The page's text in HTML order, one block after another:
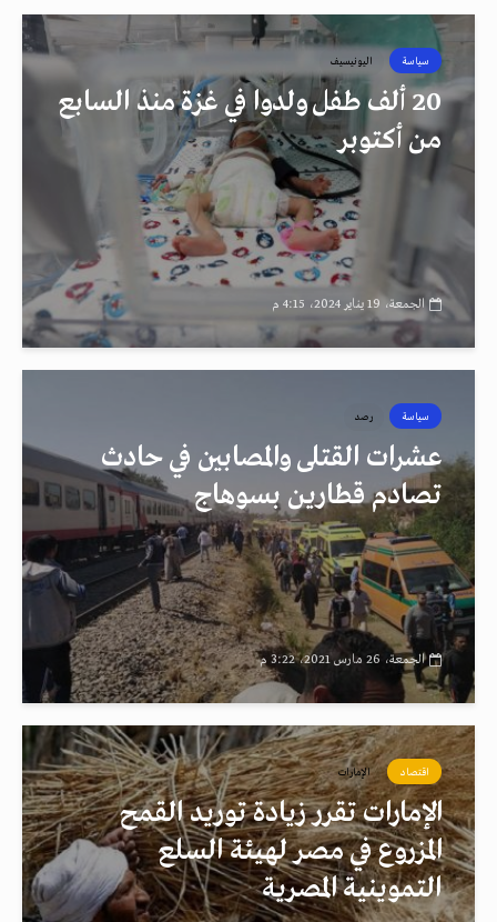
سياسة اليونيسيف
20 ألف طفل ولدوا في غزة منذ السابع
من أكتوبر
الجمعة، 19 يناير 2024، 4:15 م
سياسة رصد
عشرات القتلى والمصابين في حادث
تصادم قطارين بسوهاج
الجمعة، 26 مارس 2021، 3:22 م
اقتصاد الإمارات
الإمارات تقرر زيادة توريد القمح
المزروع في مصر لهيئة السلع
التموينية المصرية